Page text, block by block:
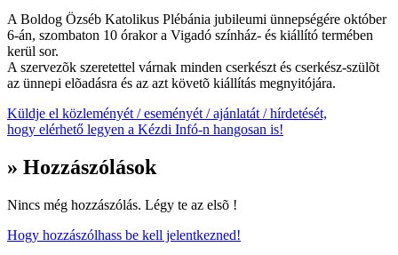
A Boldog Özséb Katolikus Plébánia jubileumi ünnepségére október
6-án, szombaton 10 órakor a Vigadó színház- és kiállító termében
kerül sor.
A szervezõk szeretettel várnak minden cserkészt és cserkész-szülõt
az ünnepi elõadásra és az azt követõ kiállítás megnyitójára.
Küldje el közleményét / eseményét / ajánlatát / hírdetését,
hogy elérhető legyen a Kézdi Infó-n hangosan is!
» Hozzászólások
Nincs még hozzászólás. Légy te az elsõ !
Hogy hozzászólhass be kell jelentkezned!